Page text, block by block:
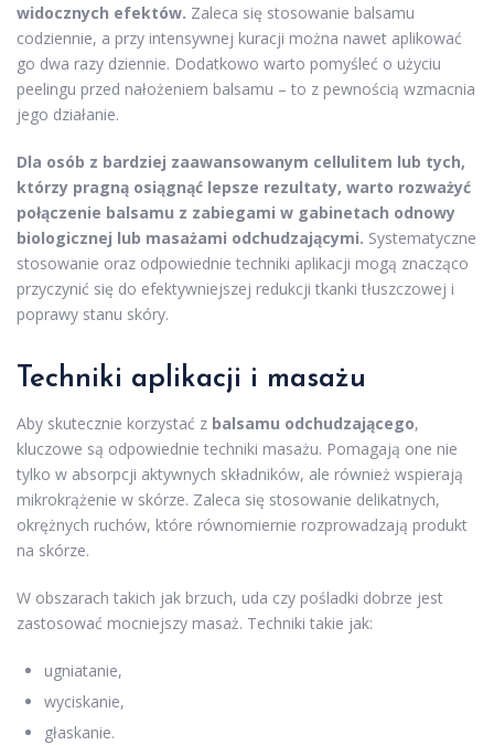
widocznych efektów. Zaleca się stosowanie balsamu
codziennie, a przy intensywnej kuracji można nawet aplikować
go dwa razy dziennie. Dodatkowo warto pomyśleć o użyciu
peelingu przed nałożeniem balsamu – to z pewnością wzmacnia
jego działanie.
Dla osób z bardziej zaawansowanym cellulitem lub tych,
którzy pragną osiągnąć lepsze rezultaty, warto rozważyć
połączenie balsamu z zabiegami w gabinetach odnowy
biologicznej lub masażami odchudzającymi. Systematyczne
stosowanie oraz odpowiednie techniki aplikacji mogą znacząco
przyczynić się do efektywniejszej redukcji tkanki tłuszczowej i
poprawy stanu skóry.
Techniki aplikacji i masażu
Aby skutecznie korzystać z balsamu odchudzającego,
kluczowe są odpowiednie techniki masażu. Pomagają one nie
tylko w absorpcji aktywnych składników, ale również wspierają
mikrokrążenie w skórze. Zaleca się stosowanie delikatnych,
okrężnych ruchów, które równomiernie rozprowadzają produkt
na skórze.
W obszarach takich jak brzuch, uda czy pośladki dobrze jest
zastosować mocniejszy masaż. Techniki takie jak:
ugniatanie,
wyciskanie,
głaskanie.